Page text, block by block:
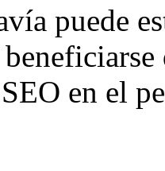
puede
en el